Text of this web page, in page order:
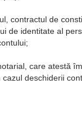
contractul de
de identitate al
care atestă
deschiderii